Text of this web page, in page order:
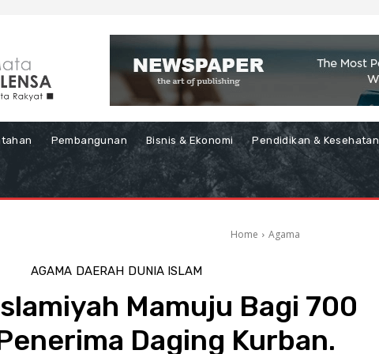
Pembangunan Bisnis & Ekonomi Pendidikan & Kesehatan
Home Agama
AGAMA DAERAH DUNIA ISLAM
Mamuju Bagi 700
Daging Kurban.